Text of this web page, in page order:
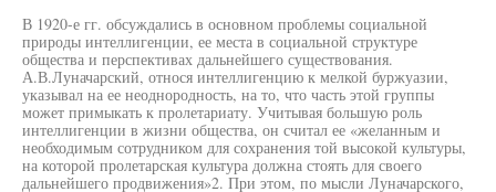
В 1920-е гг. обсуждались в основном проблемы социальной
природы интеллигенции, ее места в социальной структуре
общества и перспективах дальнейшего существования.
А.В.Луначарский, относя интеллигенцию к мелкой буржуазии,
указывал на ее неоднородность, на то, что часть этой группы
может примыкать к пролетариату. Учитывая большую роль
интеллигенции в жизни общества, он считал ее «желанным и
необходимым сотрудником для сохранения той высокой культуры,
на которой пролетарская культура должна стоять для своего
дальнейшего продвижения»2. При этом, по мысли Луначарского,